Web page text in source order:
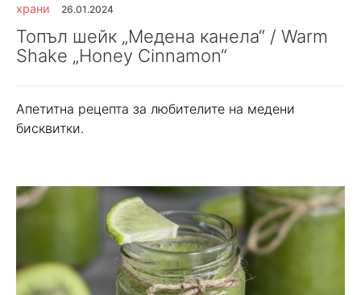
храни
26.01.2024
Топъл шейк „Медена канела“ / Warm
Shake „Honey Cinnamon“
Апетитна рецепта за любителите на медени
бисквитки.